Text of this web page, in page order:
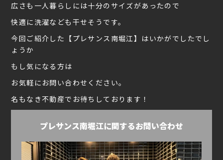
広さも一人暮らしには十分のサイズがあったので
快適に洗濯なども干せそうです。
今回ご紹介した【プレサンス南堀江】はいかがでしたでし
ょうか
もし気になる方は
お気軽にお問い合わせください。
名もなき不動産でお待ちしております！
プレサンス南堀江に関するお問い合わせ